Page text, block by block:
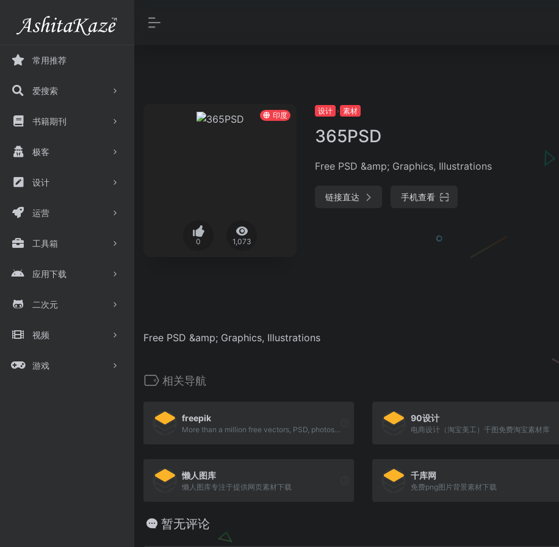
常用推荐
爱搜索
书籍期刊
极客
设计
运营
工具箱
应用下载
二次元
视频
游戏
印度
0 1,073
设计 素材
365PSD
Free PSD &amp; Graphics, Illustrations
链接直达 手机查看
Free PSD &amp; Graphics, Illustrations
相关导航
freepik
More than a million free vectors, PSD, photos and free icons.
90设计
电商设计（淘宝美工）千图免费淘宝素材库
懒人图库
懒人图库专注于提供网页素材下载
千库网
免费png图片背景素材下载
暂无评论